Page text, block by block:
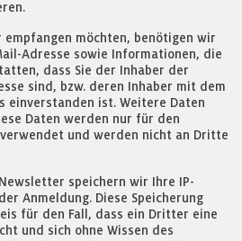
empfangen möchten, benötigen wir
Adresse sowie Informationen, die
dass Sie der Inhaber der
sind, bzw. deren Inhaber mit dem
einverstanden ist. Weitere Daten
Daten werden nur für den
und werden nicht an Dritte
speichern wir Ihre IP-
Anmeldung. Diese Speicherung
für den Fall, dass ein Dritter eine
und sich ohne Wissen des